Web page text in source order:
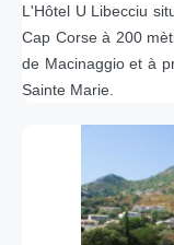
L'Hôtel U Libecciu
Cap Corse à 200
de Macinaggio et à
Sainte Marie.